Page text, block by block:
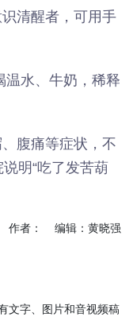
清醒者，可用手
温水、牛奶，稀释
腹痛等症状，不
明“吃了发苦葫
作者： 编辑：黄晓强
文字、图片和音视频稿